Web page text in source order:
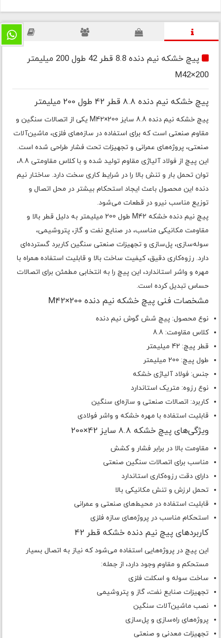
پیچ خشکه نیم دنده 8.8 قطر 42 طول 200 میلیمتر
M42×200
پیچ خشکه نیم دنده 8.8 قطر 42 طول 200 میلیمتر
پیچ خشکه نیم دنده 8.8 سایز M42×200 یکی از اتصالات سنگین و
مقاوم صنعتی است که برای استفاده در سازه‌های فلزی، ماشین‌آلات
صنعتی، پروژه‌های عمرانی و تجهیزات تحت فشار طراحی شده است.
این پیچ از فولاد آلیاژی مقاوم تولید شده و با کلاس مقاومتی 8.8،
توان تحمل بار و تنش بالا را در شرایط کاری سخت دارد. ساختار نیم
دنده این محصول باعث ایجاد استحکام بیشتر در محل اتصال و
توزیع مناسب نیرو در قطعات می‌شود.
پیچ نیم دنده خشکه M42 طول 200 میلیمتر به دلیل قطر بالا و
مقاومت مکانیکی مناسب، در صنایع نفت و گاز، پتروشیمی،
سوله‌سازی، پل‌سازی و تجهیزات صنعتی سنگین کاربرد گسترده‌ای
دارد. رزوه‌کاری دقیق، کیفیت ساخت بالا و قابلیت استفاده همراه با
مهره و واشر استاندارد، این پیچ را به انتخابی مطمئن برای اتصالات
حساس تبدیل کرده است.
مشخصات فنی پیچ خشکه نیم دنده M42×200
نوع محصول: پیچ شش گوش نیم دنده
کلاس مقاومت: 8.8
قطر پیچ: 42 میلیمتر
طول پیچ: 200 میلیمتر
جنس: فولاد آلیاژی خشکه
نوع رزوه: متریک استاندارد
کاربرد: اتصالات صنعتی و سازه‌ای سنگین
قابلیت استفاده با مهره خشکه و واشر فولادی
ویژگی‌های پیچ خشکه 8.8 سایز 42×200
مقاومت بالا در برابر فشار و کشش
مناسب برای اتصالات سنگین صنعتی
دارای دقت رزوه‌کاری استاندارد
تحمل لرزش و تنش مکانیکی بالا
قابلیت استفاده در محیط‌های صنعتی و عمرانی
استحکام مناسب در پروژه‌های سازه فلزی
کاربردهای پیچ نیم دنده خشکه قطر 42
این پیچ در پروژه‌هایی استفاده می‌شود که نیاز به اتصال بسیار
مستحکم و مقاوم وجود دارد، از جمله:
ساخت سوله و اسکلت فلزی
تجهیزات صنایع نفت، گاز و پتروشیمی
نصب ماشین‌آلات سنگین
پروژه‌های راه‌سازی و پل‌سازی
تجهیزات معدنی و صنعتی